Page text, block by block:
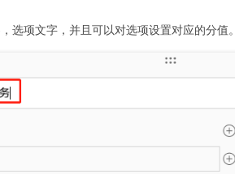
选项文字，并且可以对选项设置对应的分值。